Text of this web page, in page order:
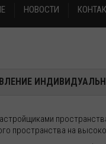
НОВОСТИ
пространства на